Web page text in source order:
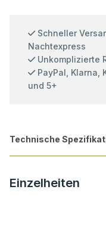
Schneller
Nachtexpress
Unkomplizierte
PayPal, Klarna,
und 5+
Technische
Einzelheiten